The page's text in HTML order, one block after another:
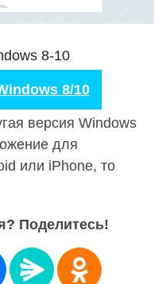
8-10
8/10
версия Windows
для
или iPhone, то
Поделитесь!